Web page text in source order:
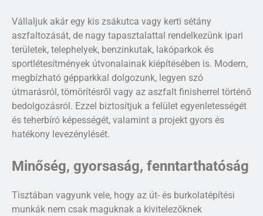
Vállaljuk akár egy kis zsákutca vagy kerti sétány
aszfaltozását, de nagy tapasztalattal rendelkezünk ipari
területek, telephelyek, benzinkutak, lakóparkok és
sportlétesítmények útvonalainak kiépítésében is. Modern,
megbízható gépparkkal dolgozunk, legyen szó
útmarásról, tömörítésről vagy az aszfalt finisherrel történő
bedolgozásról. Ezzel biztosítjuk a felület egyenletességét
és teherbíró képességét, valamint a projekt gyors és
hatékony levezénylését.
Minőség, gyorsaság, fenntarthatóság
Tisztában vagyunk vele, hogy az út- és burkolatépítési
munkák nem csak maguknak a kivitelezőknek